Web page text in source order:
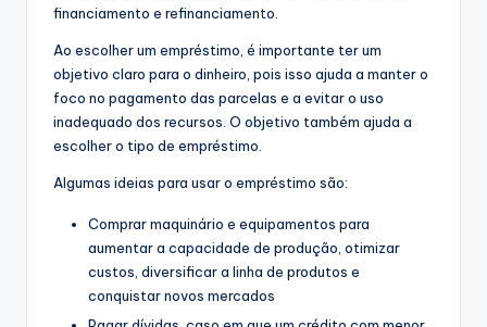
financiamento e refinanciamento.
Ao escolher um empréstimo, é importante ter um
objetivo claro para o dinheiro, pois isso ajuda a manter o
foco no pagamento das parcelas e a evitar o uso
inadequado dos recursos. O objetivo também ajuda a
escolher o tipo de empréstimo.
Algumas ideias para usar o empréstimo são:
Comprar maquinário e equipamentos para
aumentar a capacidade de produção, otimizar
custos, diversificar a linha de produtos e
conquistar novos mercados